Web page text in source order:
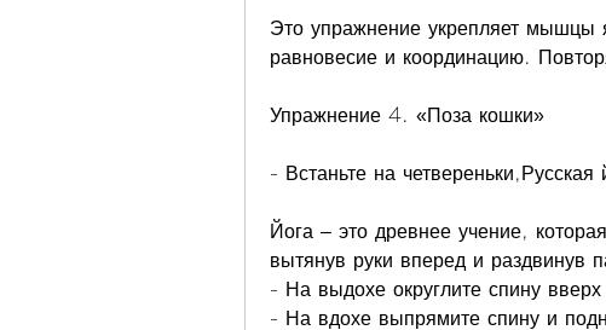
Это упражнение укрепляет мышцы
равновесие и координацию.
Упражнение 4. «Поза кошки»
- Встаньте на четвереньки,Русская
Йога – это древнее учение,
вытянув руки вперед и раздвинув
- На выдохе округлите спину вверх
- На вдохе выпрямите спину и